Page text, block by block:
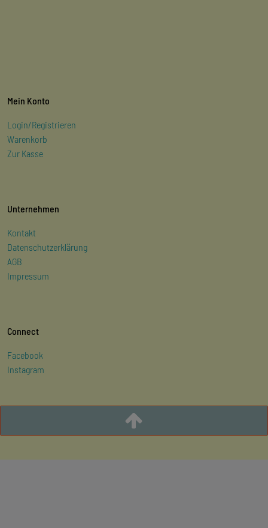
Mein Konto
Login/Registrieren
Warenkorb
Zur Kasse
Unternehmen
Kontakt
Datenschutzerklärung
AGB
Impressum
Connect
Facebook
Instagram